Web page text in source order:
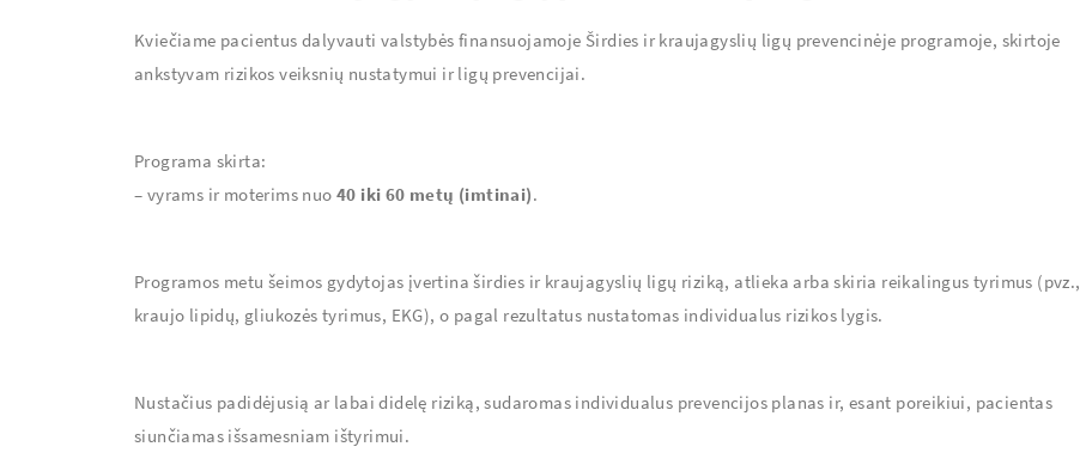
Kviečiame pacientus dalyvauti valstybės finansuojamoje Širdies ir kraujagyslių ligų prevencinėje programoje, skirtoje
ankstyvam rizikos veiksnių nustatymui ir ligų prevencijai.
Programa skirta:
– vyrams ir moterims nuo 40 iki 60 metų (imtinai).
Programos metu šeimos gydytojas įvertina širdies ir kraujagyslių ligų riziką, atlieka arba skiria reikalingus tyrimus (pvz.,
kraujo lipidų, gliukozės tyrimus, EKG), o pagal rezultatus nustatomas individualus rizikos lygis.
Nustačius padidėjusią ar labai didelę riziką, sudaromas individualus prevencijos planas ir, esant poreikiui, pacientas
siunčiamas išsamesniam ištyrimui.